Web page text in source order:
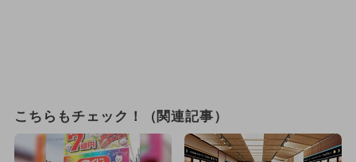
こちらもチェック！（関連記事）